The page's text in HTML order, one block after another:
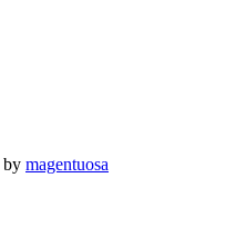
by magentuosa